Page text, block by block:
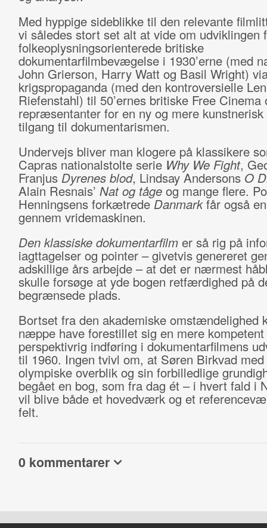
Med hyppige sideblikke til den relevante
vi således stort set alt at vide om udviklingen
folkeoplysningsorienterede britiske
dokumentarfilmbevægelse i 1930’erne (med
John Grierson, Harry Watt og Basil Wright)
krigspropaganda (med den kontroversielle
Riefenstahl) til 50’ernes britiske Free Cinema
repræsentanter for en ny og mere
tilgang til dokumentarismen.
Undervejs bliver man klogere på klassikere
Capras nationalstolte serie Why We Fight,
Franjus Dyrenes blod, Lindsay Andersons O
Alain Resnais’ Nat og tågeog mange flere.
Henningsens forkætredeDanmarkfår også
gennem vridemaskinen.
Den klassiske dokumentarfilmer så rig på
iagttagelser og pointer – givetvis genereret
adskillige års arbejde – at det er nærmest
skulle forsøge at yde bogen retfærdighed på
begrænsede plads.
Bortset fra den akademiske omstændelighed
næppe have forestillet sig en mere kompetent
perspektivrig indføring i dokumentarfilmens
til 1960. Ingen tvivl om, at Søren Birkvad
olympiske overblik og sin forbilledlige
begået en bog, som fra dag ét – i hvert fald i
vil blive både et hovedværk og et
felt.
0 kommentarer